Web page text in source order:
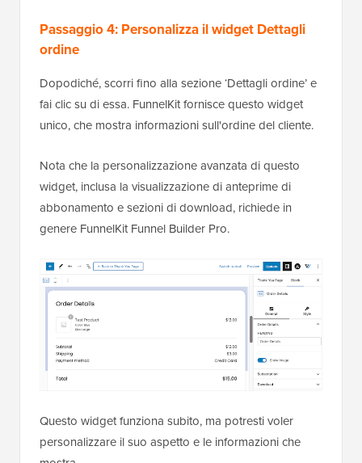
Passaggio 4: Personalizza il widget Dettagli
ordine
Dopodiché, scorri fino alla sezione ‘Dettagli ordine’ e
fai clic su di essa. FunnelKit fornisce questo widget
unico, che mostra informazioni sull'ordine del cliente.
Nota che la personalizzazione avanzata di questo
widget, inclusa la visualizzazione di anteprime di
abbonamento e sezioni di download, richiede in
genere FunnelKit Funnel Builder Pro.
Questo widget funziona subito, ma potresti voler
personalizzare il suo aspetto e le informazioni che